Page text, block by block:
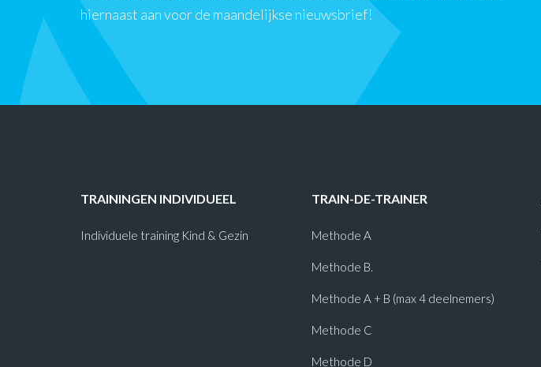
hiernaast aan voor de maandelijkse nieuwsbrief!
TRAININGEN INDIVIDUEEL
Individuele training Kind & Gezin
TRAIN-DE-TRAINER
Methode A
Methode B.
Methode A + B (max 4 deelnemers)
Methode C
Methode D